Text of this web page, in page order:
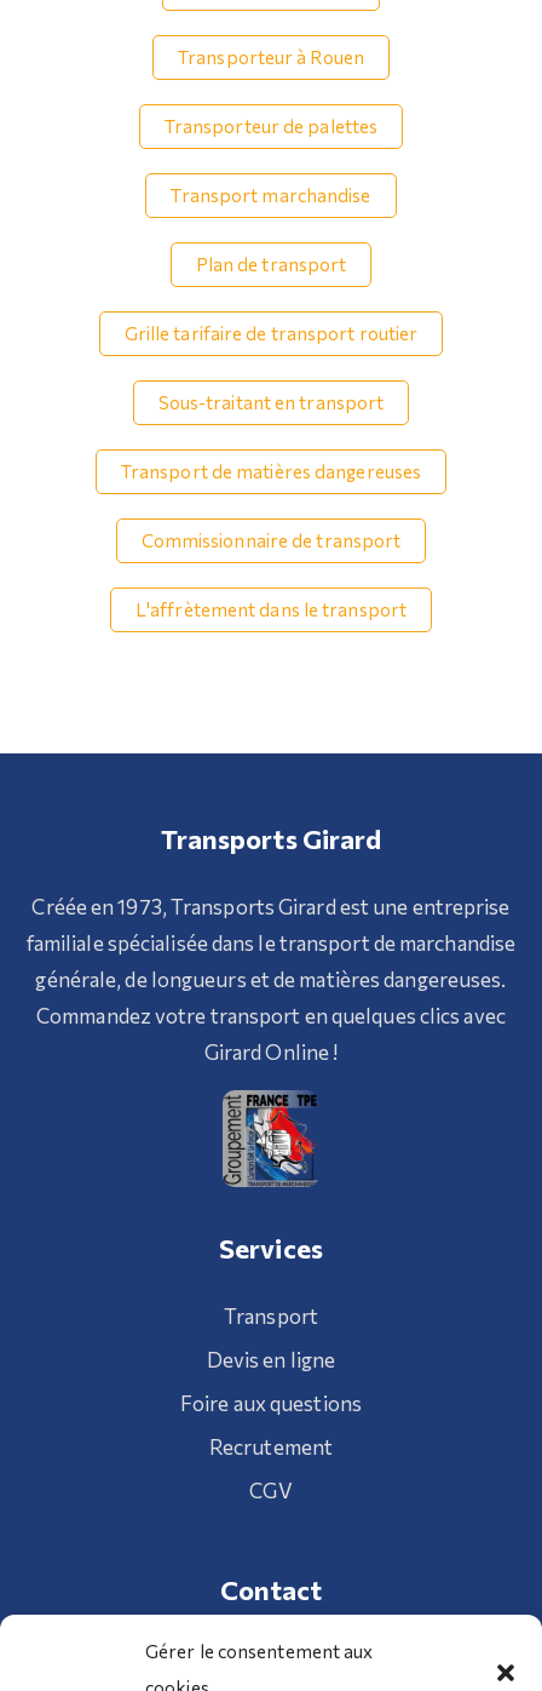
Gérer le consentement aux
Transporteur à Rouen
Transporteur de palettes
Transport marchandise
Plan de transport
Grille tarifaire de transport routier
Sous-traitant en transport
Transport de matières dangereuses
Commissionnaire de transport
L'affrètement dans le transport
Transports Girard
Créée en 1973, Transports Girard est une entreprise
familiale spécialisée dans le transport de marchandise
générale, de longueurs et de matières dangereuses.
Commandez votre transport en quelques clics avec
Girard Online !
Services
Transport
Devis en ligne
Foire aux questions
Recrutement
CGV
Contact